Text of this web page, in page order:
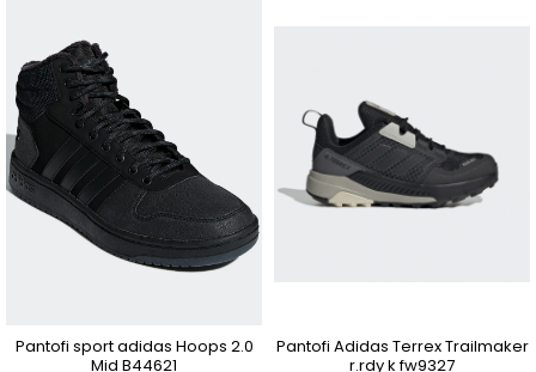
Pantofi sport adidas Hoops 2.0
Mid B44621
Pantofi Adidas Terrex Trailmaker
r.rdy k fw9327